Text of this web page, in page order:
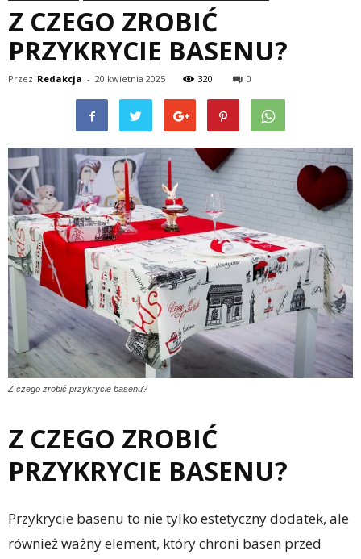
Z CZEGO ZROBIĆ
PRZYKRYCIE BASENU?
Przez Redakcja - 20 kwietnia 2025 320 0
Z czego zrobić przykrycie basenu?
Z CZEGO ZROBIĆ
PRZYKRYCIE BASENU?
Przykrycie basenu to nie tylko estetyczny dodatek, ale
również ważny element, który chroni basen przed